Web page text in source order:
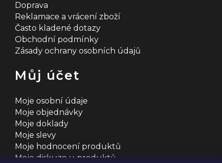
Doprava
Reklamace a vrácení zboží
Často kladené dotazy
Obchodní podmínky
Zásady ochrany osobních údajů
Můj účet
Moje osobní údaje
Moje objednávky
Moje doklady
Moje slevy
Moje hodnocení produktů
Moje diskuze u produktů